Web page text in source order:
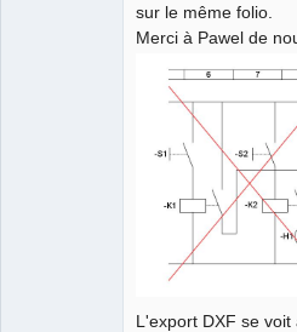
sur le même folio.
Merci à Pawel de
L'export DXF se